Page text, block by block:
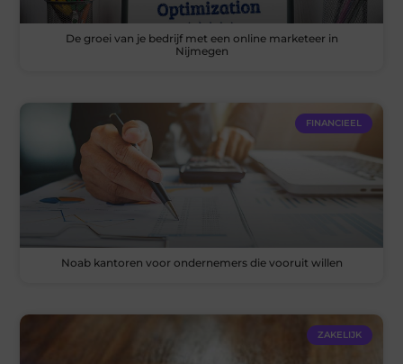
De groei van je bedrijf met een online marketeer in
Nijmegen
FINANCIEEL
Noab kantoren voor ondernemers die vooruit willen
ZAKELIJK